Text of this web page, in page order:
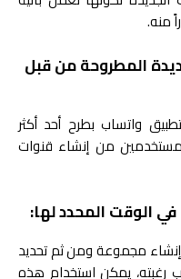
منه.
المطروحة من قبل
واتساب بطرح أحد أكثر
من إنشاء قنوات
الوقت المحدد لها:
مجموعة ومن ثم تحديد
رغبته، يمكن استخدام هذه